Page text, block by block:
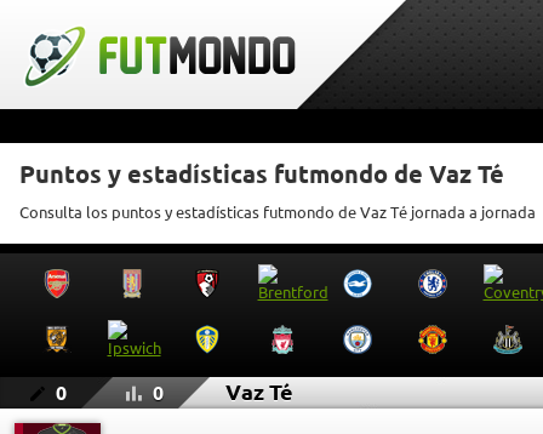
Puntos y estadísticas futmondo de Vaz Té
Consulta los puntos y estadísticas futmondo de Vaz Té jornada a jornada
0 0 Vaz Té